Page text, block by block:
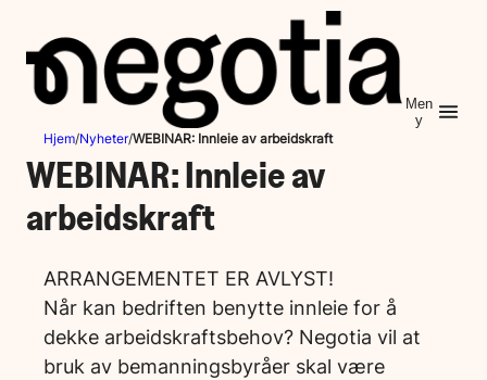
innhold
Men
y
Hjem/Nyheter/WEBINAR: Innleie av arbeidskraft
WEBINAR: Innleie av
arbeidskraft
ARRANGEMENTET ER AVLYST!
Når kan bedriften benytte innleie for å
dekke arbeidskraftsbehov? Negotia vil at
bruk av bemanningsbyråer skal være